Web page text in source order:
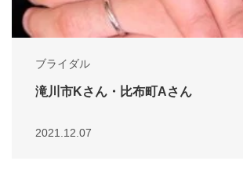
ブライダル
滝川市Kさん・比布町Aさん
2021.12.07